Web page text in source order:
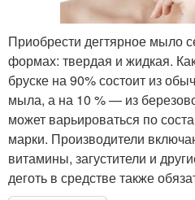
Приобрести дегтярное мыло
формах: твердая и жидкая.
бруске на 90% состоит из
мыла, а на 10 % — из
может варьироваться по
марки. Производители
витамины, загустители и
деготь в средстве также